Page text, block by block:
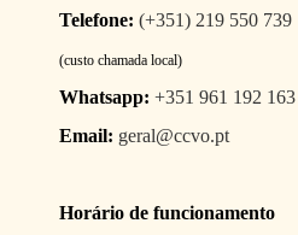
Telefone: (+351) 219 550 739
(custo chamada local)
Whatsapp: +351 961 192 163
Email: geral@ccvo.pt
Horário de funcionamento